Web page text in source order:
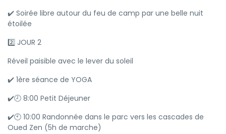
✔️ Soirée libre autour du feu de camp par une belle nuit
étoilée
2️⃣ JOUR 2
Réveil paisible avec le lever du soleil
✔️ 1ère séance de YOGA
✔️🕗 8:00 Petit Déjeuner
✔️🕙 10:00 Randonnée dans le parc vers les cascades de
Oued Zen (5h de marche)